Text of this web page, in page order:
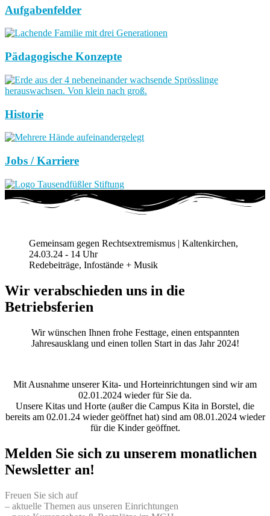
Aufgabenfelder
Pädagogische Konzepte
Historie
Jobs / Karriere
Gemeinsam gegen Rechtsextremismus | Kaltenkirchen,
24.03.24 - 14 Uhr
Redebeiträge, Infostände + Musik
Wir verabschieden uns in die
Betriebsferien
Wir wünschen Ihnen frohe Festtage, einen entspannten
Jahresausklang und einen tollen Start in das Jahr 2024!
Mit Ausnahme unserer Kita- und Horteinrichtungen sind wir am
02.01.2024 wieder für Sie da.
Unsere Kitas und Horte (außer die Campus Kita in Borstel, die
bereits am 02.01.24 wieder geöffnet hat) sind am 08.01.2024 wieder
für die Kinder geöffnet.
Melden Sie sich zu unserem monatlichen
Newsletter an!
Freuen Sie sich auf
– aktuelle Themen aus unseren Einrichtungen